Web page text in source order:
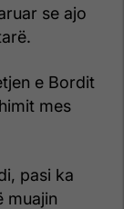
se ajo
e Bordit
mes
pasi ka
muajin